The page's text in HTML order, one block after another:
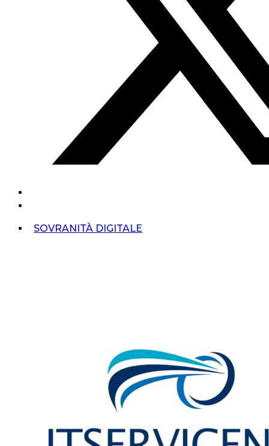
SOVRANITÀ DIGITALE